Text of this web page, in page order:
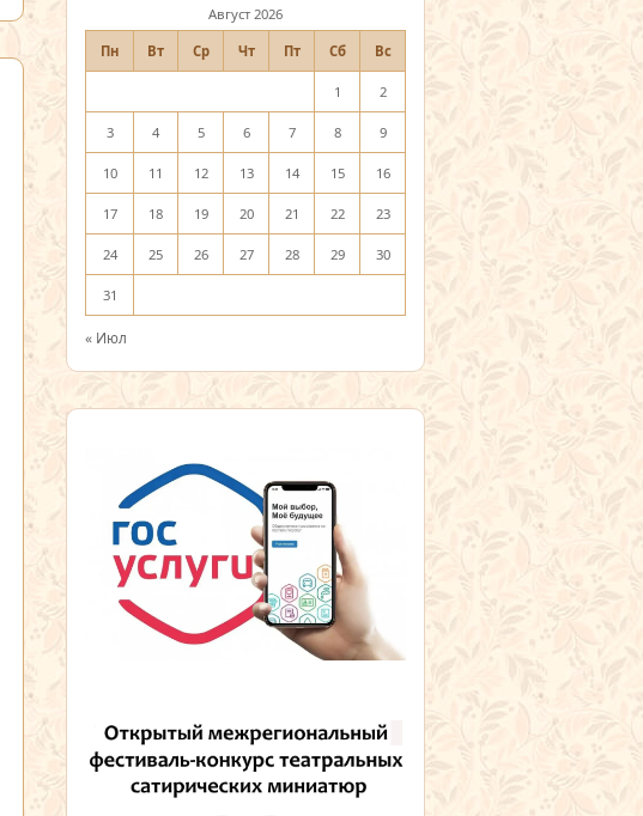
Август 2026
Пн Вт Ср Чт Пт Сб Вс
1 2
3 4 5 6 7 8 9
10 11 12 13 14 15 16
17 18 19 20 21 22 23
24 25 26 27 28 29 30
31
« Июл